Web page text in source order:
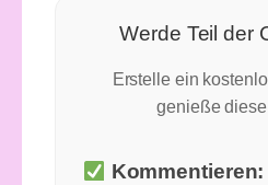
Werde Teil der
Erstelle ein
genieße
Kommentieren: